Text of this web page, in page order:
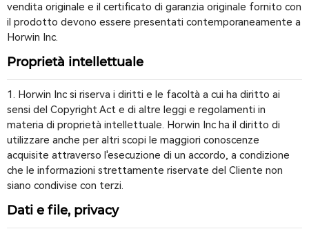
vendita originale e il certificato di garanzia originale fornito con
il prodotto devono essere presentati contemporaneamente a
Horwin Inc.
Proprietà intellettuale
1. Horwin Inc si riserva i diritti e le facoltà a cui ha diritto ai
sensi del Copyright Act e di altre leggi e regolamenti in
materia di proprietà intellettuale. Horwin Inc ha il diritto di
utilizzare anche per altri scopi le maggiori conoscenze
acquisite attraverso l'esecuzione di un accordo, a condizione
che le informazioni strettamente riservate del Cliente non
siano condivise con terzi.
Dati e file, privacy